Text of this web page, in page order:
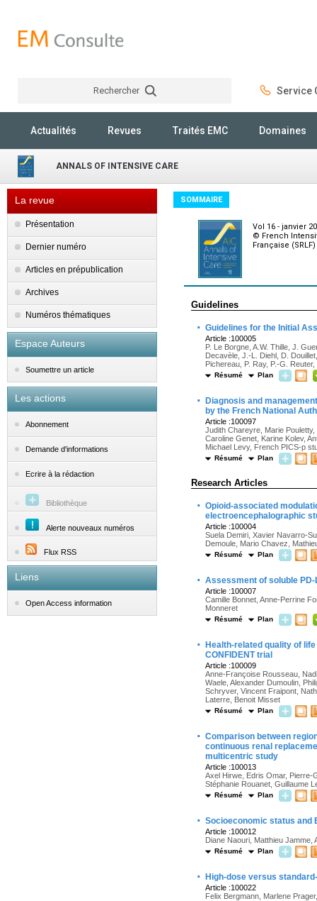
Rechercher Service
Actualités Revues Traités EMC Domaines
ANNALS OF INTENSIVE CARE
La revue
Présentation
Dernier numéro
Articles en prépublication
Archives
Numéros thématiques
Espace Auteurs
Soumettre un article
Les actions
Abonnement
Demande d'informations
Ecrire à la rédaction
Bibliothèque
Alerte nouveaux numéros
Flux RSS
Liens
Open Access information
SOMMAIRE
Vol 16 - janvier
© French
Française (SRLF)
Guidelines
· Guidelines for the Initial
Article :100005
P. Le Borgne, A.W. Thille, J.
Decavèle, J.-L. Diehl, D.
Pichereau, P. Ray, P.-G.
Résumé Plan
·
Diagnosis and
by the French National
Article :100097
Judith Chareyre, Marie
Caroline Genet, Karine Kolev,
Michael Levy, French PICS-p
Résumé Plan
Research Articles
· Opioid-associated
electroencephalographic
Article :100004
Suela Demiri, Xavier Navarro-
Demoule, Mario Chavez,
Résumé Plan
· Assessment of soluble
Article :100007
Camille Bonnet, Anne-Perrine
Monneret
Résumé Plan
·
Health-related quality of
CONFIDENT trial
Article :100009
Anne-Françoise Rousseau,
Waele, Alexander Dumoulin,
Schryver, Vincent Fraipont,
Laterre, Benoit Misset
Résumé Plan
· Comparison between
continuous renal
multicentric study
Article :100013
Axel Hirwe, Edris Omar, Pierre-
Stéphanie Rouanet, Guillaume
Résumé Plan
· Socioeconomic status and
Article :100012
Diane Naouri, Matthieu Jamme,
Résumé Plan
· High-dose versus
Article :100022
Felix Bergmann, Marlene